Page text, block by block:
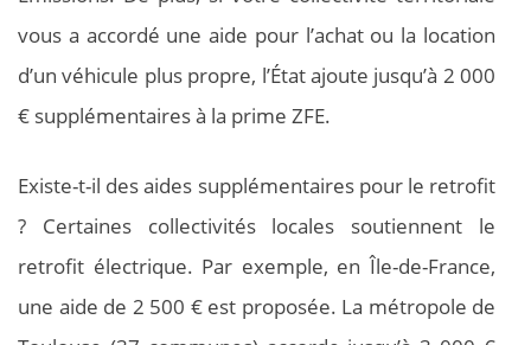
vous a accordé une aide pour l’achat ou la location
d’un véhicule plus propre, l’État ajoute jusqu’à 2 000
€ supplémentaires à la prime ZFE.
Existe-t-il des aides supplémentaires pour le retrofit
? Certaines collectivités locales soutiennent le
retrofit électrique. Par exemple, en Île-de-France,
une aide de 2 500 € est proposée. La métropole de